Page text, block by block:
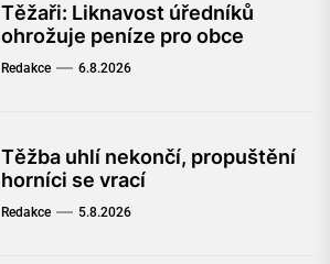
Těžaři: Liknavost úředníků
ohrožuje peníze pro obce
Redakce 6.8.2026
Těžba uhlí nekončí, propuštění
horníci se vrací
Redakce 5.8.2026